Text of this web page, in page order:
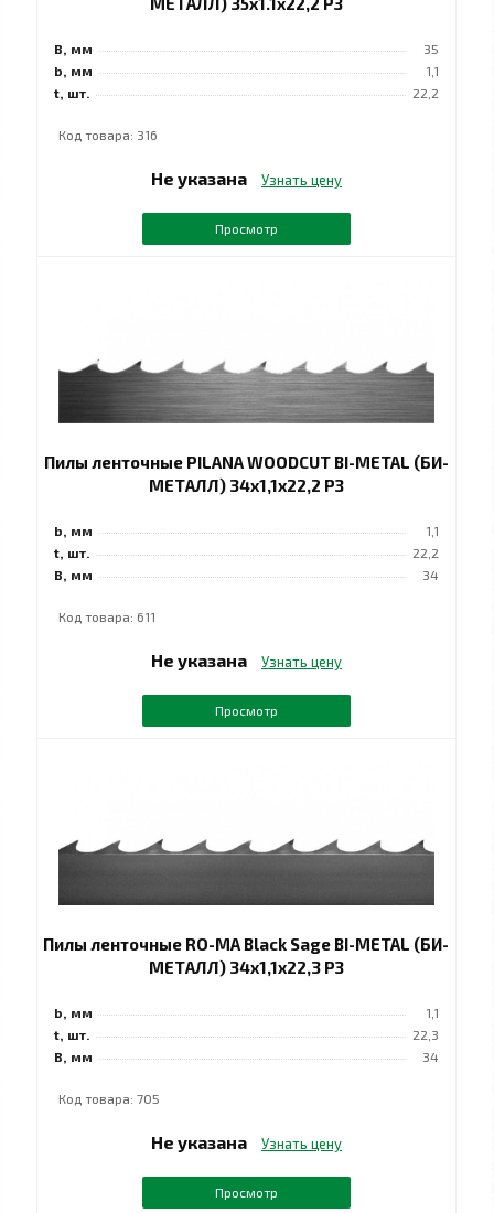
B, мм
35
b, мм
1,1
t, шт.
22,2
Код товара: 316
Не указана Узнать цену
Просмотр
Пилы ленточные PILANA WOODCUT BI-METAL (БИ-
МЕТАЛЛ) 34х1,1х22,2 РЗ
b, мм
1,1
t, шт.
22,2
B, мм
34
Код товара: 611
Не указана Узнать цену
Просмотр
Пилы ленточные RO-MA Black Sage BI-METAL (БИ-
МЕТАЛЛ) 34х1,1х22,3 РЗ
b, мм
1,1
t, шт.
22,3
B, мм
34
Код товара: 705
Не указана Узнать цену
Просмотр